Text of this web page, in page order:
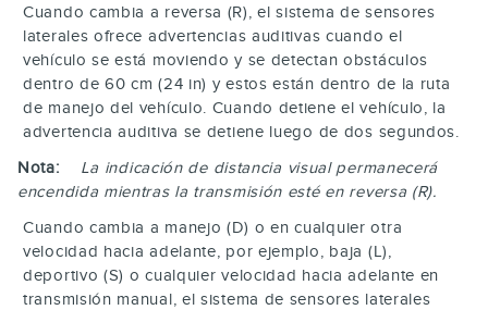
Cuando cambia a reversa (R), el sistema de sensores
laterales ofrece advertencias auditivas cuando el
vehículo se está moviendo y se detectan obstáculos
dentro de 60 cm (24 in) y estos están dentro de la ruta
de manejo del vehículo. Cuando detiene el vehículo, la
advertencia auditiva se detiene luego de dos segundos.
Nota:
La indicación de distancia visual permanecerá
encendida mientras la transmisión esté en reversa (R).
Cuando cambia a manejo (D) o en cualquier otra
velocidad hacia adelante, por ejemplo, baja (L),
deportivo (S) o cualquier velocidad hacia adelante en
transmisión manual, el sistema de sensores laterales